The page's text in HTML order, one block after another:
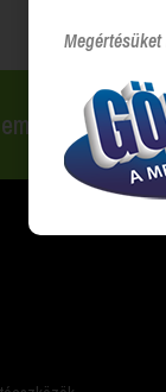
találsz